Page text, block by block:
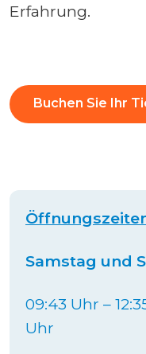
Erfahrung.
Buchen Sie Ihr
Samstag und
09:43 Uhr –
Uhr